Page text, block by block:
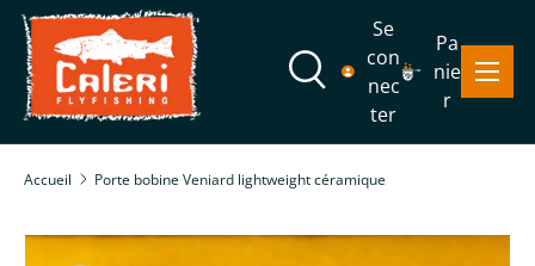
Aller au contenu
Recherche
Recherche
Se
con
nec
ter
Pa
nie
r
Menu
Accueil Porte bobine Veniard lightweight céramique